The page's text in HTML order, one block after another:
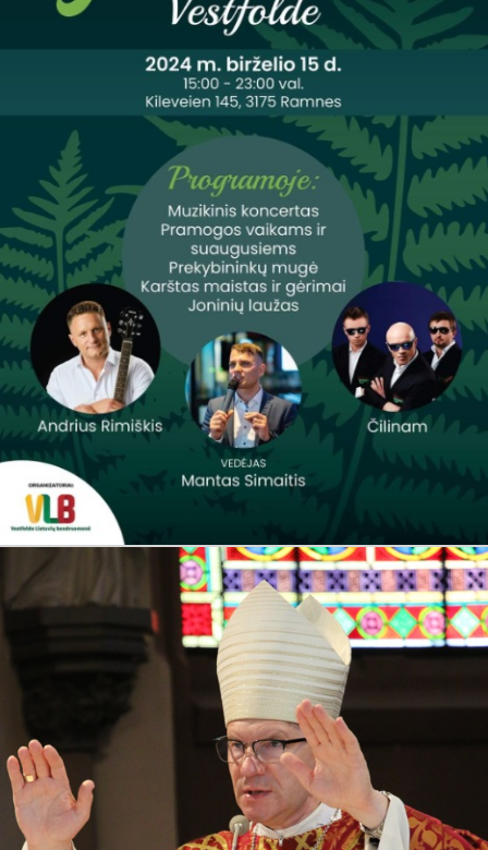
Joninės Vestfolde